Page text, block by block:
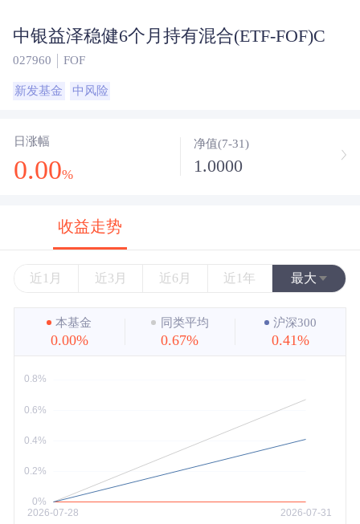
中银益泽稳健6个月持有混合(ETF-FOF)C
027960 FOF
新发基金 中风险
日涨幅
0.00%
净值(7-31)
1.0000
收益走势
近1月 近3月 近6月 近1年 最大
近3年
近5年
本基金
0.00%
同类平均
0.67%
沪深300
0.41%